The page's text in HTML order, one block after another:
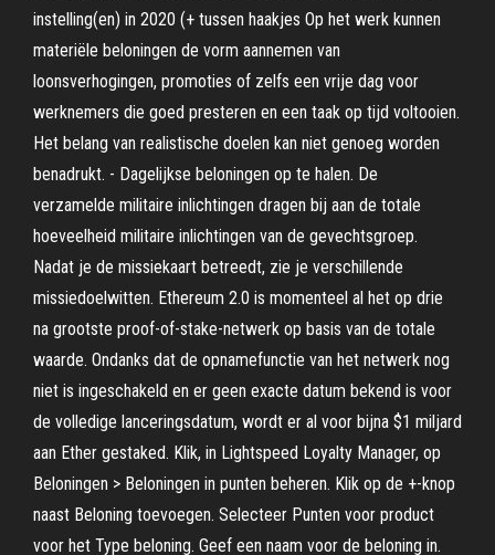
instelling(en) in 2020 (+ tussen haakjes Op het werk kunnen
materiële beloningen de vorm aannemen van
loonsverhogingen, promoties of zelfs een vrije dag voor
werknemers die goed presteren en een taak op tijd voltooien.
Het belang van realistische doelen kan niet genoeg worden
benadrukt. - Dagelijkse beloningen op te halen. De
verzamelde militaire inlichtingen dragen bij aan de totale
hoeveelheid militaire inlichtingen van de gevechtsgroep.
Nadat je de missiekaart betreedt, zie je verschillende
missiedoelwitten. Ethereum 2.0 is momenteel al het op drie
na grootste proof-of-stake-netwerk op basis van de totale
waarde. Ondanks dat de opnamefunctie van het netwerk nog
niet is ingeschakeld en er geen exacte datum bekend is voor
de volledige lanceringsdatum, wordt er al voor bijna $1 miljard
aan Ether gestaked. Klik, in Lightspeed Loyalty Manager, op
Beloningen > Beloningen in punten beheren. Klik op de +-knop
naast Beloning toevoegen. Selecteer Punten voor product
voor het Type beloning. Geef een naam voor de beloning in.